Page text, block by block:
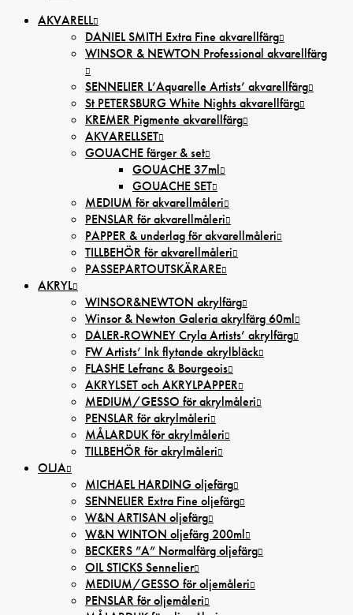
AKVARELL
DANIEL SMITH Extra Fine akvarellfärg
WINSOR & NEWTON Professional akvarellfärg
SENNELIER L’Aquarelle Artists’ akvarellfärg
St PETERSBURG White Nights akvarellfärg
KREMER Pigmente akvarellfärg
AKVARELLSET
GOUACHE färger & set
GOUACHE 37ml
GOUACHE SET
MEDIUM för akvarellmåleri
PENSLAR för akvarellmåleri
PAPPER & underlag för akvarellmåleri
TILLBEHÖR för akvarellmåleri
PASSEPARTOUTSKÄRARE
AKRYL
WINSOR&NEWTON akrylfärg
Winsor & Newton Galeria akrylfärg 60ml
DALER-ROWNEY Cryla Artists’ akrylfärg
FW Artists’ Ink flytande akrylbläck
FLASHE Lefranc & Bourgeois
AKRYLSET och AKRYLPAPPER
MEDIUM/GESSO för akrylmåleri
PENSLAR för akrylmåleri
MÅLARDUK för akrylmåleri
TILLBEHÖR för akrylmåleri
OLJA
MICHAEL HARDING oljefärg
SENNELIER Extra Fine oljefärg
W&N ARTISAN oljefärg
W&N WINTON oljefärg 200ml
BECKERS ”A” Normalfärg oljefärg
OIL STICKS Sennelier
MEDIUM/GESSO för oljemåleri
PENSLAR för oljemåleri